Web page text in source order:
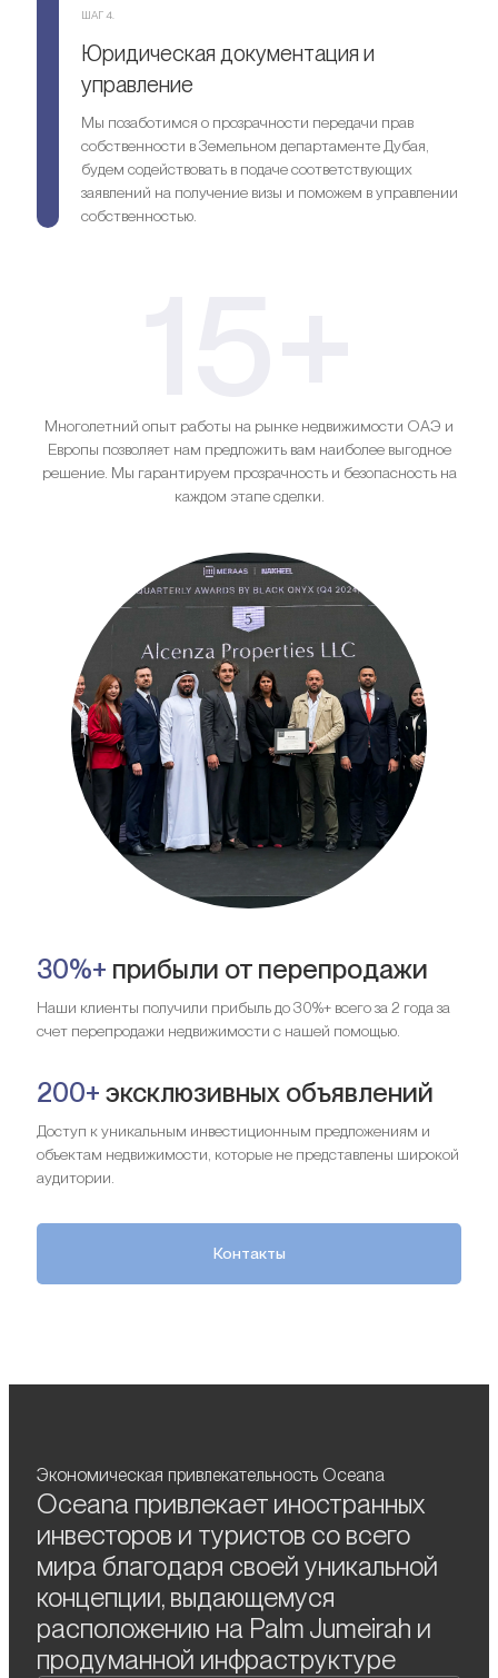
ШАГ 4.
Юридическая документация и
управление
Мы позаботимся о прозрачности передачи прав
собственности в Земельном департаменте Дубая,
будем содействовать в подаче соответствующих
заявлений на получение визы и поможем в управлении
собственностью.
Многолетний опыт работы на рынке недвижимости ОАЭ и
Европы позволяет нам предложить вам наиболее выгодное
решение. Мы гарантируем прозрачность и безопасность на
каждом этапе сделки.
30%+ прибыли от перепродажи
Наши клиенты получили прибыль до 30%+ всего за 2 года за
счет перепродажи недвижимости с нашей помощью.
200+ эксклюзивных объявлений
Доступ к уникальным инвестиционным предложениям и
объектам недвижимости, которые не представлены широкой
аудитории.
Контакты
Экономическая привлекательность Oceana
Oceana привлекает иностранных
инвесторов и туристов со всего
мира благодаря своей уникальной
концепции, выдающемуся
расположению на Palm Jumeirah и
продуманной инфраструктуре